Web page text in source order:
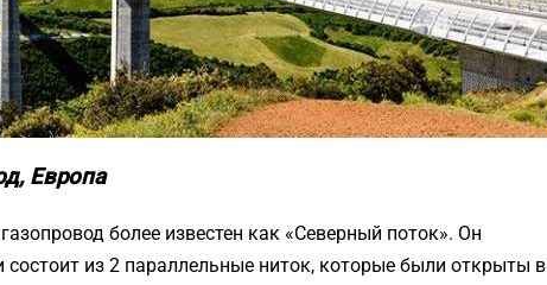
Европа
более известен как «Северный поток». Он
из 2 параллельные ниток, которые были открыты в